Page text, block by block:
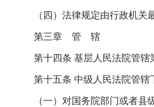
（四）法律规定由行政机关
第三章 管 辖
第十四条 基层人民法院管辖
第十五条 中级人民法院管辖
（一）对国务院部门或者县